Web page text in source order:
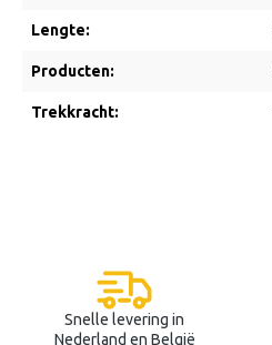
Lengte:
Producten:
Trekkracht:
Snelle levering in
Nederland en België